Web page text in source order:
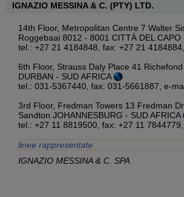
IGNAZIO MESSINA & C. (PTY) LTD.
14th Floor, Metropolitan Centre 7 Walter
Roggebaai 8012 - 8001 CITTÀ DEL CAPO
tel.: +27 21 4184848, fax: +27 21 4184884,
6th Floor, Strauss Daly Place 41
DURBAN - SUD AFRICA
tel.: 031-5367440, fax: 031-5661887, e-
3rd Floor, Fredman Towers 13 Fredman
Sandton JOHANNESBURG - SUD AFRICA
tel.: +27 11 8819500, fax: +27 11 7844779,
linee rappresentate
IGNAZIO MESSINA & C. SPA